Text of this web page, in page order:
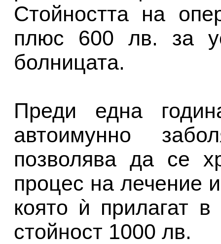
Стойността на
плюс 600 лв. за
болницата.
Преди една
автоимунно
позволява да се
процес на лечение
която ѝ прилагат
стойност 1000 лв.